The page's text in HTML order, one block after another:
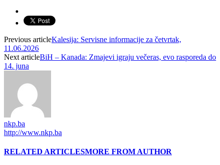
Previous articleKalesija: Servisne informacije za četvrtak,
11.06.2026
Next articleBiH – Kanada: Zmajevi igraju večeras, evo rasporeda do
14. juna
nkp.ba
http://www.nkp.ba
RELATED ARTICLESMORE FROM AUTHOR